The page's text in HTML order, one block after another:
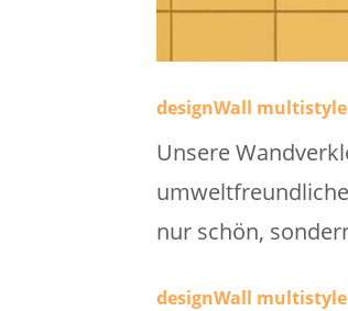
designWall
Unsere
nur schön,
designWall